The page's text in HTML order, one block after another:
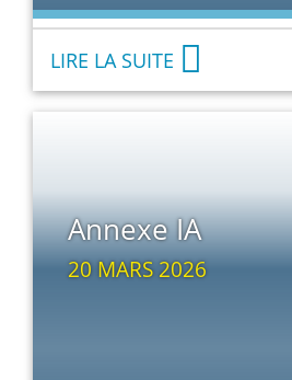
LIRE LA SUITE
Annexe IA
20 MARS 2026